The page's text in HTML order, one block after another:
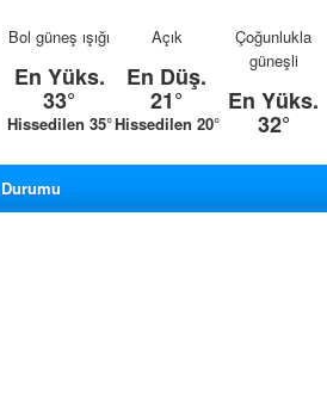
Bol güneş ışığı
En Yüks.
33°
Hissedilen 35°
Açık
En Düş.
21°
Hissedilen 20°
Çoğunlukla
güneşli
En Yüks.
32°